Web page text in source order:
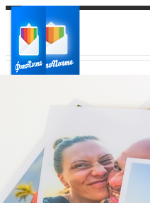
Ваш регион доставки
Выберите из списка: